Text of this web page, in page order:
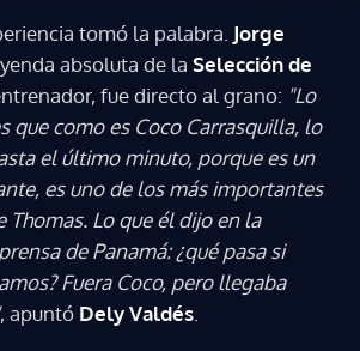
tomó la palabra. Jorge
absoluta de la Selección de
fue directo al grano: "Lo
que como es Coco Carrasquilla, lo
el último minuto, porque es un
es uno de los más importantes
Thomas. Lo que él dijo en la
de Panamá: ¿qué pasa si
Fuera Coco, pero llegaba
, apuntó Dely Valdés